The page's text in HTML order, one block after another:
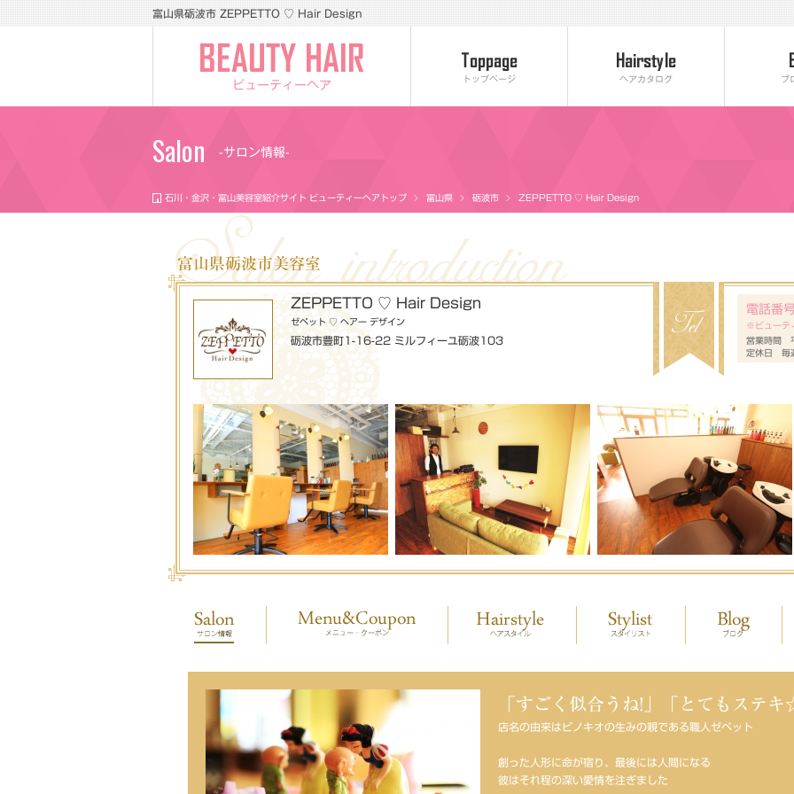
富山県砺波市 ZEPPETTO ♡ Hair Design
ビューティーヘア ブ
ヘアカタログ
トップページ
Salon -サロン情報-
石川・金沢・富山美容室紹介サイト ビューティーヘアトップ 富山県 砺波市 ZEPPETTO ♡ Hair Design
富山県砺波市美容室
ZEPPETTO ♡ Hair Design
ゼペット ♡ ヘアー デザイン
砺波市豊町1-16-22 ミルフィーユ砺波103
電話番
※ビューテ
営業時間
定休日 毎
「すごく似合うね!」「とてもステ
店名の由来はピノキオの生みの親である職人ゼペット
創った人形に命が宿り、最後には人間になる
彼はそれ程の深い愛情を注ぎました